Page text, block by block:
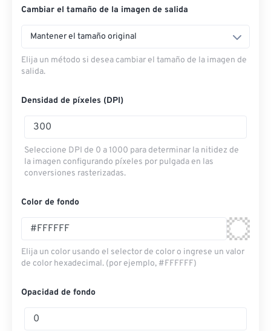
Desde URL
Cambiar el tamaño de la imagen de salida
Mantener el tamaño original
Elija un método si desea cambiar el tamaño de la imagen de
salida.
Densidad de píxeles (DPI)
Seleccione DPI de 0 a 1000 para determinar la nitidez de
la imagen configurando píxeles por pulgada en las
conversiones rasterizadas.
Color de fondo
Elija un color usando el selector de color o ingrese un valor
de color hexadecimal. (por ejemplo, #FFFFFF)
Opacidad de fondo